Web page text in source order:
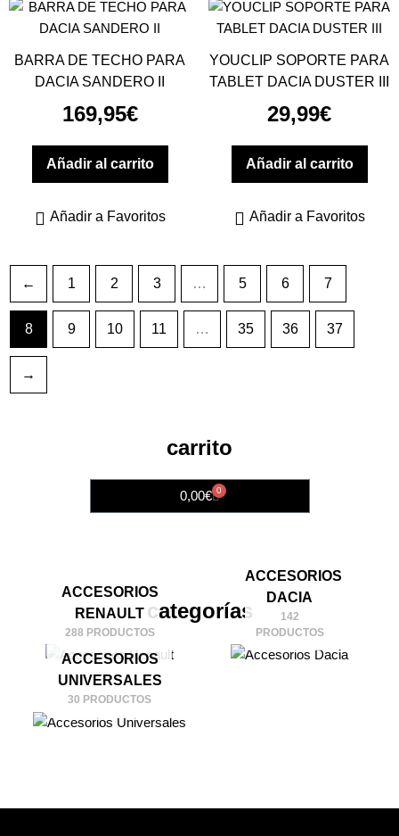
BARRA DE TECHO PARA
DACIA SANDERO II
169,95€
Añadir al carrito
Añadir a Favoritos
YOUCLIP SOPORTE PARA
TABLET DACIA DUSTER III
29,99€
Añadir al carrito
Añadir a Favoritos
← 1 2 3 … 5 6 7
8 9 10 11 … 35 36 37
→
carrito
0,00€ 0
Cart
categorías
ACCESORIOS
RENAULT
288 PRODUCTOS
ACCESORIOS
DACIA
142
PRODUCTOS
ACCESORIOS
UNIVERSALES
30 PRODUCTOS